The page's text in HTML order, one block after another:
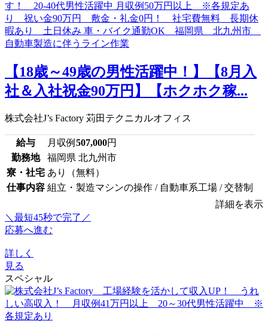
【18歳～49歳の男性活躍中！】【8月入
社＆入社祝金90万円】【ホクホク稼...
株式会社J’s Factory 苅田テクニカルオフィス
給与 月収例 507,000円
勤務地
福岡県 北九州市
寮・社宅 あり（無料）
仕事内容 組立・製造マシンの操作 / 自動車系工場 / 交替制
詳細を表示
＼最短45秒で完了／
応募へ進む
詳しく
見る
スペシャル